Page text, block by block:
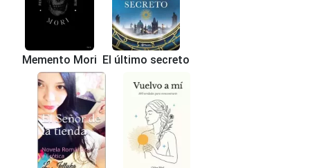
Memento Mori El último secreto